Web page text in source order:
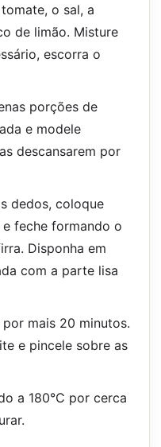
o sal, a
de limão. Misture
escorra o
porções de
e modele
descansarem por
dedos, coloque
feche formando o
Disponha em
com a parte lisa
mais 20 minutos.
e pincele sobre as
a 180°C por cerca